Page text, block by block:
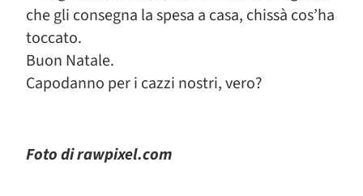
che gli consegna la spesa a casa, chissà cos’ha
toccato.
Buon Natale.
Capodanno per i cazzi nostri, vero?
Foto di rawpixel.com